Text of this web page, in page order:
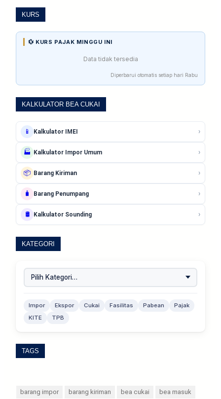
KURS
💱 KURS PAJAK MINGGU INI
Data tidak tersedia
Diperbarui otomatis setiap hari Rabu
KALKULATOR BEA CUKAI
📱 Kalkulator IMEI ›
🏭 Kalkulator Impor Umum ›
📦 Barang Kiriman ›
🧳 Barang Penumpang ›
🛢️ Kalkulator Sounding ›
KATEGORI
Impor Ekspor Cukai Fasilitas Pabean
Pajak
KITE
TPB
TAGS
barang impor barang kiriman bea cukai
bea masuk